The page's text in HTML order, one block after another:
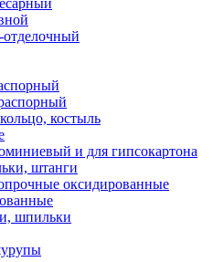
костыль
и для гипсокартона
штанги
оксидированные
шпильки